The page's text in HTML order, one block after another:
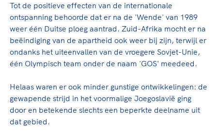
Tot de positieve effecten van de internationale
ontspanning behoorde dat er na de 'Wende' van 1989
weer één Duitse ploeg aantrad. Zuid-Afrika mocht er na
beëindiging van de apartheid ook weer bij zijn, terwijl er
ondanks het uiteenvallen van de vroegere Sovjet-Unie,
één Olympisch team onder de naam 'GOS' meedeed.
Helaas waren er ook minder gunstige ontwikkelingen: de
gewapende strijd in het voormalige Joegoslavië ging
door en betekende slechts een beperkte deelname uit
dat gebied.